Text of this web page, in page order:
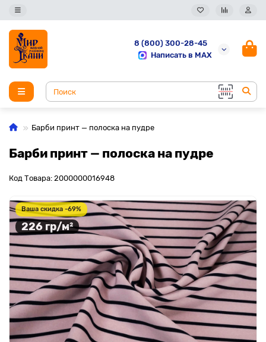
8 (800) 300-28-45
Написать в MAX
Барби принт — полоска на пудре
Барби принт — полоска на пудре
Код Товара: 2000000016948
Ваша скидка -69%
226 гр/м²